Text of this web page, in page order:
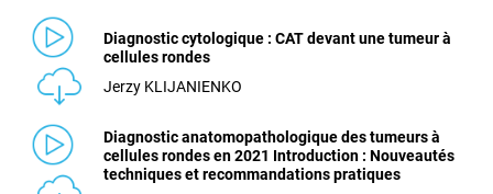
Diagnostic cytologique : CAT devant une tumeur à
cellules rondes
Jerzy KLIJANIENKO
Diagnostic anatomopathologique des tumeurs à
cellules rondes en 2021 Introduction : Nouveautés
techniques et recommandations pratiques